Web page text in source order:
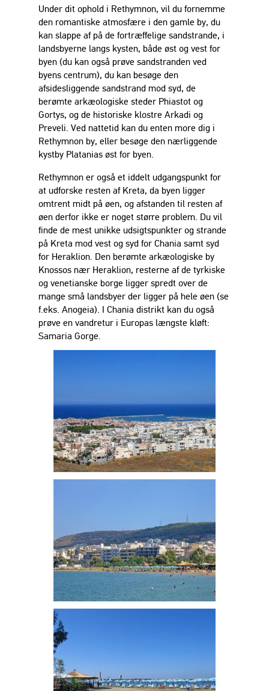
Under dit ophold i Rethymnon, vil du fornemme
den romantiske atmosfære i den gamle by, du
kan slappe af på de fortræffelige sandstrande, i
landsbyerne langs kysten, både øst og vest for
byen (du kan også prøve sandstranden ved
byens centrum), du kan besøge den
afsidesliggende sandstrand mod syd, de
berømte arkæologiske steder Phiastot og
Gortys, og de historiske klostre Arkadi og
Preveli. Ved nattetid kan du enten more dig i
Rethymnon by, eller besøge den nærliggende
kystby Platanias øst for byen.
Rethymnon er også et iddelt udgangspunkt for
at udforske resten af Kreta, da byen ligger
omtrent midt på øen, og afstanden til resten af
øen derfor ikke er noget større problem. Du vil
finde de mest unikke udsigtspunkter og strande
på Kreta mod vest og syd for Chania samt syd
for Heraklion. Den berømte arkæologiske by
Knossos nær Heraklion, resterne af de tyrkiske
og venetianske borge ligger spredt over de
mange små landsbyer der ligger på hele øen (se
f.eks. Anogeia). I Chania distrikt kan du også
prøve en vandretur i Europas længste kløft:
Samaria Gorge.